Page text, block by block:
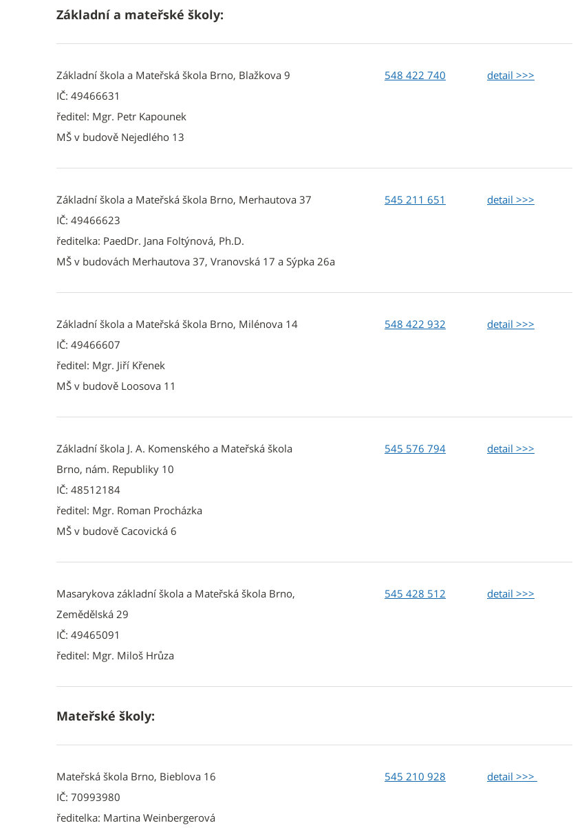
Základní a mateřské školy:
Základní škola a Mateřská škola Brno, Blažkova 9
IČ: 49466631
ředitel: Mgr. Petr Kapounek
MŠ v budově Nejedlého 13
548 422 740 detail >>>
Základní škola a Mateřská škola Brno, Merhautova 37
IČ: 49466623
ředitelka: PaedDr. Jana Foltýnová, Ph.D.
MŠ v budovách Merhautova 37, Vranovská 17 a Sýpka 26a
545 211 651 detail >>>
Základní škola a Mateřská škola Brno, Milénova 14
IČ: 49466607
ředitel: Mgr. Jiří Křenek
MŠ v budově Loosova 11
548 422 932 detail >>>
Základní škola J. A. Komenského a Mateřská škola
Brno, nám. Republiky 10
IČ: 48512184
ředitel: Mgr. Roman Procházka
MŠ v budově Cacovická 6
545 576 794 detail >>>
Masarykova základní škola a Mateřská škola Brno,
Zemědělská 29
IČ: 49465091
ředitel: Mgr. Miloš Hrůza
545 428 512 detail >>>
Mateřské školy:
Mateřská škola Brno, Bieblova 16
IČ: 70993980
ředitelka: Martina Weinbergerová
545 210 928 detail >>>